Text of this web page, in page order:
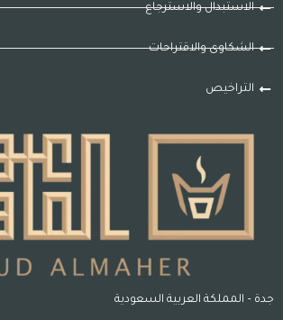
الاستبدال والاسترجاع
الشكاوى والاقتراحات
التراخيص
جدة – المملكة العربية السعودية